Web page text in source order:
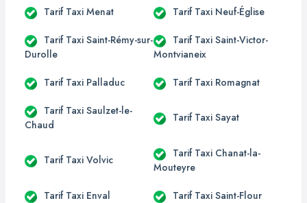
Tarif Taxi Menat Tarif Taxi Neuf-Église
Tarif Taxi Saint-Rémy-sur-
Durolle
Tarif Taxi Saint-Victor-
Montvianeix
Tarif Taxi Palladuc Tarif Taxi Romagnat
Tarif Taxi Saulzet-le-
Chaud
Tarif Taxi Sayat
Tarif Taxi Volvic
Tarif Taxi Chanat-la-
Mouteyre
Tarif Taxi Enval Tarif Taxi Saint-Flour